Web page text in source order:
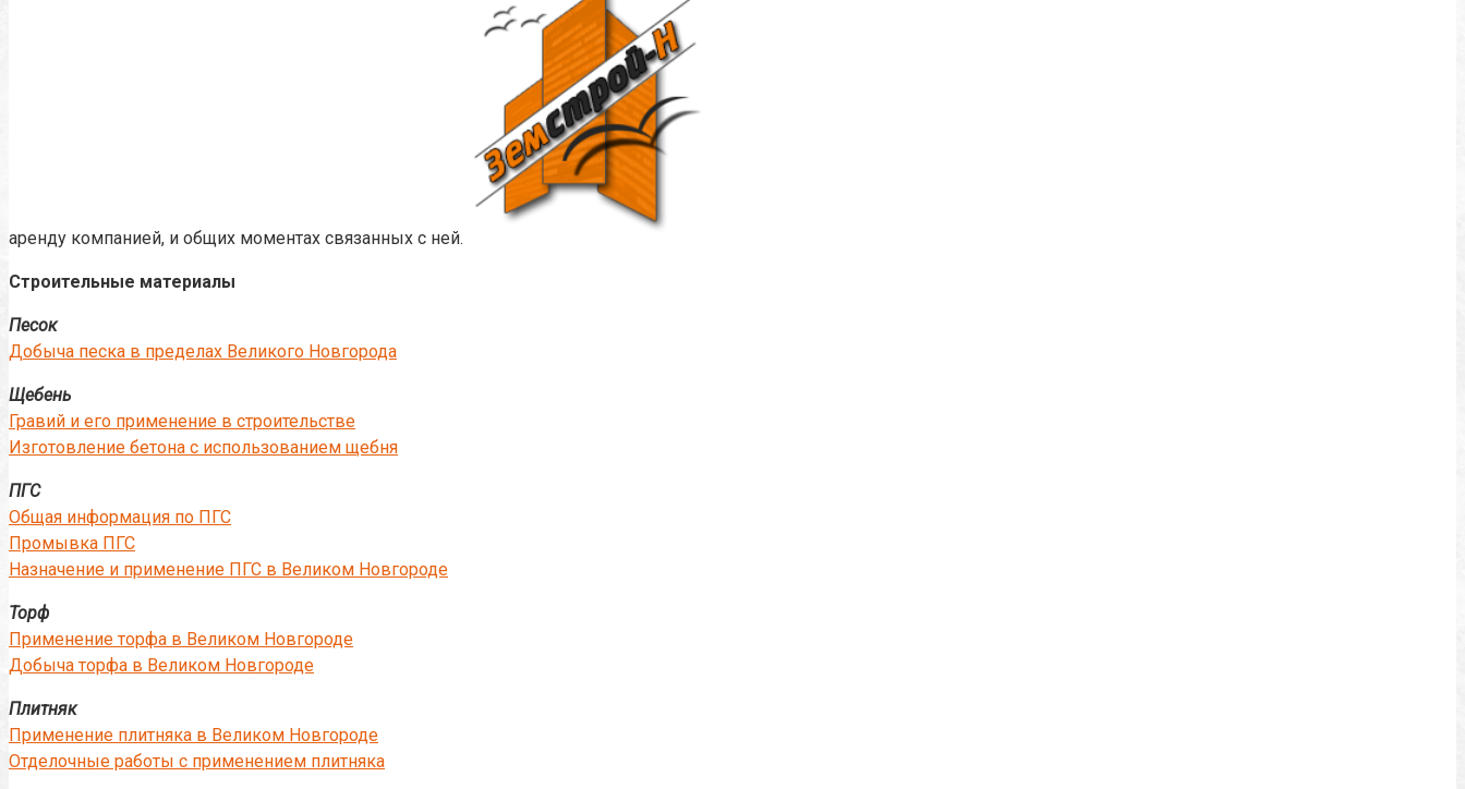
аренду компанией, и общих моментах связанных с ней.
Строительные материалы
Песок
Добыча песка в пределах Великого Новгорода
Щебень
Гравий и его применение в строительстве
Изготовление бетона с использованием щебня
ПГС
Общая информация по ПГС
Промывка ПГС
Назначение и применение ПГС в Великом Новгороде
Торф
Применение торфа в Великом Новгороде
Добыча торфа в Великом Новгороде
Плитняк
Применение плитняка в Великом Новгороде
Отделочные работы с применением плитняка